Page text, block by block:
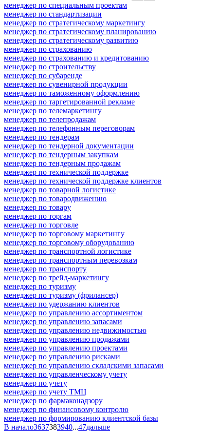
менеджер по специальным проектам
менеджер по стандартизации
менеджер по стратегическому маркетингу
менеджер по стратегическому планированию
менеджер по стратегическому развитию
менеджер по страхованию
менеджер по страхованию и кредитованию
менеджер по строительству
менеджер по субаренде
менеджер по сувенирной продукции
менеджер по таможенному оформлению
менеджер по таргетированной рекламе
менеджер по телемаркетингу
менеджер по телепродажам
менеджер по телефонным переговорам
менеджер по тендерам
менеджер по тендерной документации
менеджер по тендерным закупкам
менеджер по тендерным продажам
менеджер по технической поддержке
менеджер по технической поддержке клиентов
менеджер по товарной логистике
менеджер по товародвижению
менеджер по товару
менеджер по торгам
менеджер по торговле
менеджер по торговому маркетингу
менеджер по торговому оборудованию
менеджер по транспортной логистике
менеджер по транспортным перевозкам
менеджер по транспорту
менеджер по трейд-маркетингу
менеджер по туризму
менеджер по туризму (фрилансер)
менеджер по удержанию клиентов
менеджер по управлению ассортиментом
менеджер по управлению запасами
менеджер по управлению недвижимостью
менеджер по управлению продажами
менеджер по управлению проектами
менеджер по управлению рисками
менеджер по управлению складскими запасами
менеджер по управленческому учету
менеджер по учету
менеджер по учету ТМЦ
менеджер по фармаконадзору
менеджер по финансовому контролю
менеджер по формированию клиентской базы
В начало3637383940...47дальше